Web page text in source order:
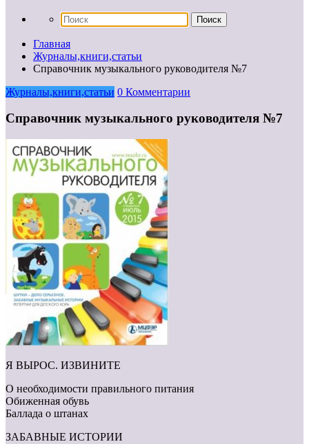
Главная
Журналы,книги,статьи
Справочник музыкального руководителя №7
Журналы,книги,статьи 0 Комментарии
Справочник музыкального руководителя №7
Я ВЫРОС. ИЗВИНИТЕ
О необходимости правильного питания
Обиженная обувь
Баллада о штанах
ЗАБАВНЫЕ ИСТОРИИ